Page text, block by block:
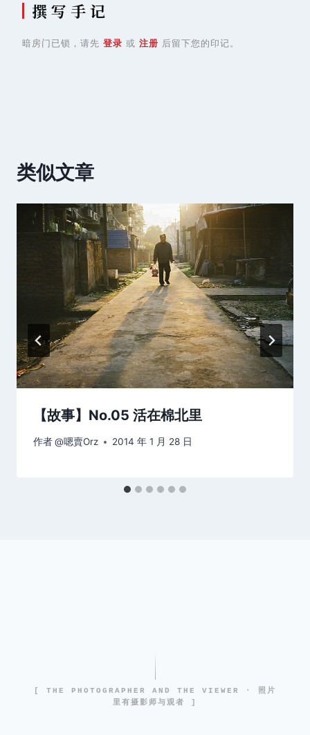
撰 写 手 记
暗房门已锁，请先 登录 或 注册 后留下您的印记。
类似文章
【故事】No.05 活在棉北里
作者@嗯賣Orz 2014 年 1 月 28 日
[ THE PHOTOGRAPHER AND THE VIEWER · 照片
里有摄影师与观者 ]